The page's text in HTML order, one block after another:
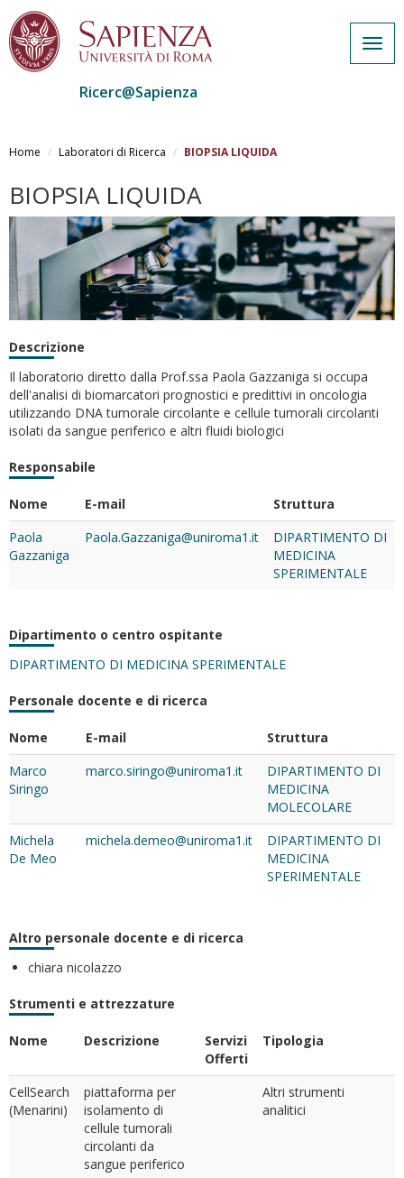
to
content
Ricerc@Sapienza
Home Laboratori di Ricerca BIOPSIA LIQUIDA
BIOPSIA LIQUIDA
Descrizione
Il laboratorio diretto dalla Prof.ssa Paola Gazzaniga si occupa
dell'analisi di biomarcatori prognostici e predittivi in oncologia
utilizzando DNA tumorale circolante e cellule tumorali circolanti
isolati da sangue periferico e altri fluidi biologici
Responsabile
Nome E-mail
Struttura
Paola
Gazzaniga
Paola.Gazzaniga@uniroma1.it
DIPARTIMENTO DI
MEDICINA
SPERIMENTALE
Dipartimento o centro ospitante
DIPARTIMENTO DI MEDICINA SPERIMENTALE
Personale docente e di ricerca
Nome E-mail
Struttura
Marco
Siringo
marco.siringo@uniroma1.it
DIPARTIMENTO DI
MEDICINA
MOLECOLARE
Michela
De Meo
michela.demeo@uniroma1.it
DIPARTIMENTO DI
MEDICINA
SPERIMENTALE
Altro personale docente e di ricerca
chiara nicolazzo
Strumenti e attrezzature
Nome Descrizione
Servizi
Offerti
Tipologia
CellSearch
(Menarini)
piattaforma per
isolamento di
cellule tumorali
circolanti da
sangue periferico
Altri strumenti
analitici